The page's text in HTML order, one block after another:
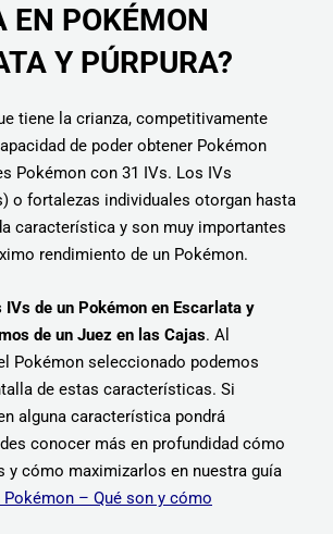
EN POKÉMON
Y PÚRPURA?
tiene la crianza, competitivamente
de poder obtener Pokémon
Pokémon con 31 IVs. Los IVs
o fortalezas individuales otorgan hasta
característica y son muy importantes
rendimiento de un Pokémon.
de un Pokémon en Escarlata y
de un Juez en las Cajas. Al
Pokémon seleccionado podemos
de estas características. Si
alguna característica pondrá
conocer más en profundidad cómo
y cómo maximizarlos en nuestra guía
Pokémon – Qué son y cómo